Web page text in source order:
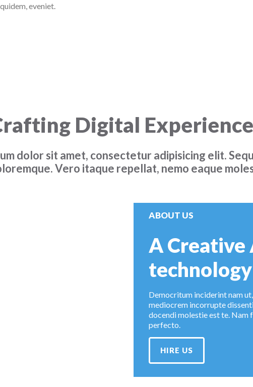
eveniet.
Digital
dolor sit amet, consectetur adipisicing elit.
Vero itaque repellat, nemo eaque
ABOUT US
A Creative
Democritum inciderint nam
mediocrem incorrupte
docendi molestie est te. Nam
perfecto.
HIRE US